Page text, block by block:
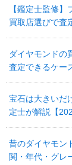
【鑑定士監修
買取店選びで査
ダイヤモンドの
査定できるケー
宝石は大きいだ
定士が解説【
昔のダイヤモン
関・年代・グレ